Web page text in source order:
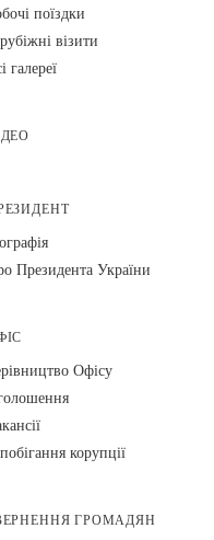
поїздки
візити
галереї
Президента України
Офісу
корупції
ГРОМАДЯН